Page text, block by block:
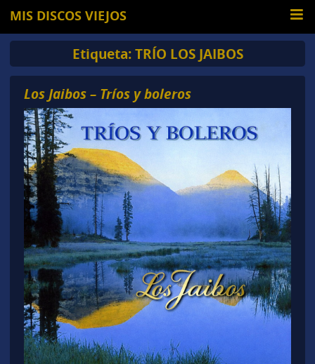
MIS DISCOS VIEJOS
Etiqueta:TRÍO LOS JAIBOS
Los Jaibos – Tríos y boleros